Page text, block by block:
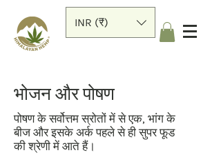
INR (₹)
भोजन और पोषण
पोषण के सर्वोत्तम स्रोतों में से एक, भांग के
बीज और इसके अर्क पहले से ही सुपर फूड
की श्रेणी में आते हैं।